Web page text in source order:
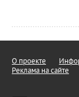
О проекте
Реклама на сайте